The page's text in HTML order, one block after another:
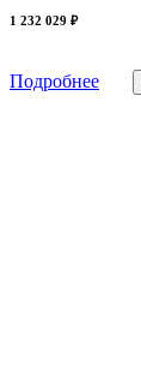
1 232 029 ₽
Подробнее